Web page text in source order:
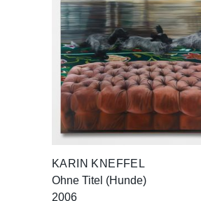
KARIN KNEFFEL
Ohne Titel (Hunde)
2006